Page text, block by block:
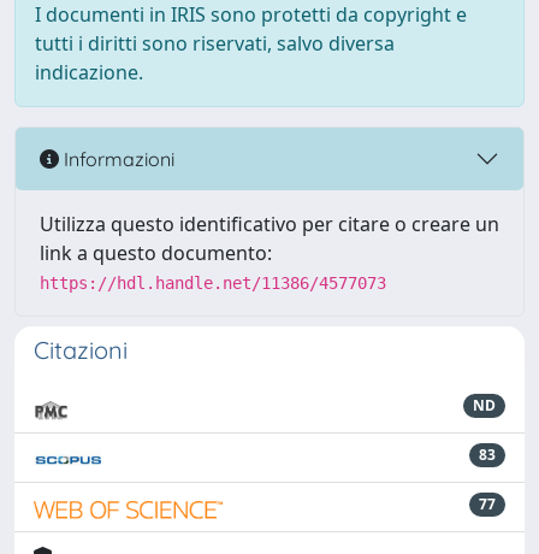
I documenti in IRIS sono protetti da copyright e
tutti i diritti sono riservati, salvo diversa
indicazione.
Informazioni
Utilizza questo identificativo per citare o creare un
link a questo documento:
https://hdl.handle.net/11386/4577073
Citazioni
ND
83
77